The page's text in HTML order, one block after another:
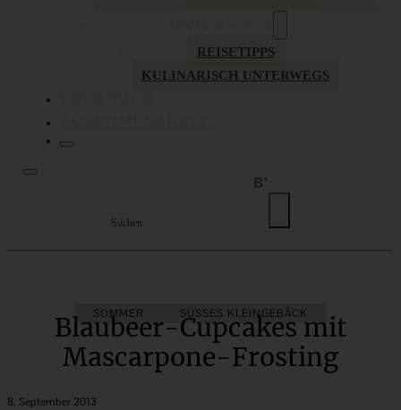
REISETIPPS
KULINARISCH UNTERWEGS
SOMMER SÜSSES KLEINGEBÄCK
Blaubeer-Cupcakes mit
Mascarpone-Frosting
8. September 2013